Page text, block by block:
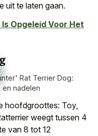
uit te laten gaan.
Opgeleid Voor Het
Rat Terrier Dog:
nadelen
hoofdgroottes: Toy,
weegt tussen 4
van 8 tot 12